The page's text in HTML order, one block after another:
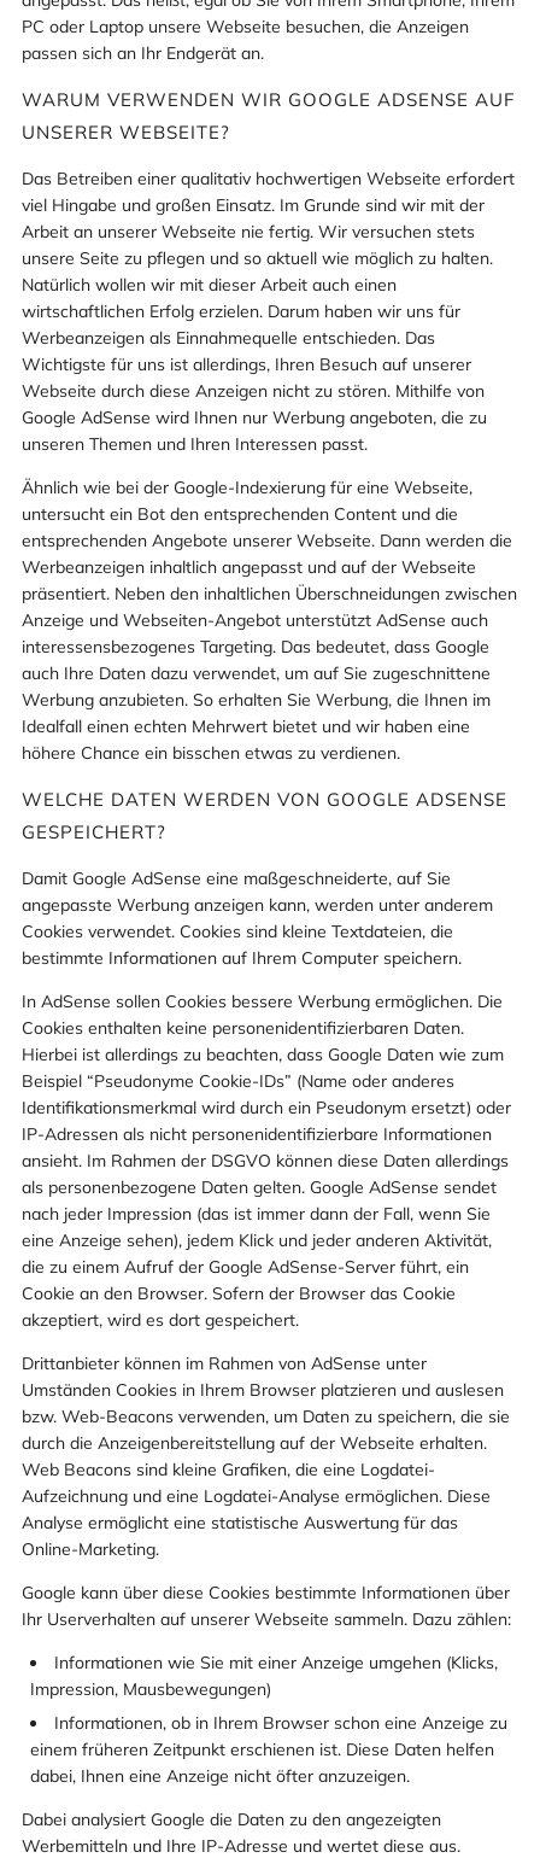
PC oder Laptop unsere Webseite besuchen, die Anzeigen
passen sich an Ihr Endgerät an.
WARUM VERWENDEN WIR GOOGLE ADSENSE AUF
UNSERER WEBSEITE?
Das Betreiben einer qualitativ hochwertigen Webseite erfordert
viel Hingabe und großen Einsatz. Im Grunde sind wir mit der
Arbeit an unserer Webseite nie fertig. Wir versuchen stets
unsere Seite zu pflegen und so aktuell wie möglich zu halten.
Natürlich wollen wir mit dieser Arbeit auch einen
wirtschaftlichen Erfolg erzielen. Darum haben wir uns für
Werbeanzeigen als Einnahmequelle entschieden. Das
Wichtigste für uns ist allerdings, Ihren Besuch auf unserer
Webseite durch diese Anzeigen nicht zu stören. Mithilfe von
Google AdSense wird Ihnen nur Werbung angeboten, die zu
unseren Themen und Ihren Interessen passt.
Ähnlich wie bei der Google-Indexierung für eine Webseite,
untersucht ein Bot den entsprechenden Content und die
entsprechenden Angebote unserer Webseite. Dann werden die
Werbeanzeigen inhaltlich angepasst und auf der Webseite
präsentiert. Neben den inhaltlichen Überschneidungen zwischen
Anzeige und Webseiten-Angebot unterstützt AdSense auch
interessensbezogenes Targeting. Das bedeutet, dass Google
auch Ihre Daten dazu verwendet, um auf Sie zugeschnittene
Werbung anzubieten. So erhalten Sie Werbung, die Ihnen im
Idealfall einen echten Mehrwert bietet und wir haben eine
höhere Chance ein bisschen etwas zu verdienen.
WELCHE DATEN WERDEN VON GOOGLE ADSENSE
GESPEICHERT?
Damit Google AdSense eine maßgeschneiderte, auf Sie
angepasste Werbung anzeigen kann, werden unter anderem
Cookies verwendet. Cookies sind kleine Textdateien, die
bestimmte Informationen auf Ihrem Computer speichern.
In AdSense sollen Cookies bessere Werbung ermöglichen. Die
Cookies enthalten keine personenidentifizierbaren Daten.
Hierbei ist allerdings zu beachten, dass Google Daten wie zum
Beispiel “Pseudonyme Cookie-IDs” (Name oder anderes
Identifikationsmerkmal wird durch ein Pseudonym ersetzt) oder
IP-Adressen als nicht personenidentifizierbare Informationen
ansieht. Im Rahmen der DSGVO können diese Daten allerdings
als personenbezogene Daten gelten. Google AdSense sendet
nach jeder Impression (das ist immer dann der Fall, wenn Sie
eine Anzeige sehen), jedem Klick und jeder anderen Aktivität,
die zu einem Aufruf der Google AdSense-Server führt, ein
Cookie an den Browser. Sofern der Browser das Cookie
akzeptiert, wird es dort gespeichert.
Drittanbieter können im Rahmen von AdSense unter
Umständen Cookies in Ihrem Browser platzieren und auslesen
bzw. Web-Beacons verwenden, um Daten zu speichern, die sie
durch die Anzeigenbereitstellung auf der Webseite erhalten.
Web Beacons sind kleine Grafiken, die eine Logdatei-
Aufzeichnung und eine Logdatei-Analyse ermöglichen. Diese
Analyse ermöglicht eine statistische Auswertung für das
Online-Marketing.
Google kann über diese Cookies bestimmte Informationen über
Ihr Userverhalten auf unserer Webseite sammeln. Dazu zählen:
Informationen wie Sie mit einer Anzeige umgehen (Klicks,
Impression, Mausbewegungen)
Informationen, ob in Ihrem Browser schon eine Anzeige zu
einem früheren Zeitpunkt erschienen ist. Diese Daten helfen
dabei, Ihnen eine Anzeige nicht öfter anzuzeigen.
Dabei analysiert Google die Daten zu den angezeigten
Werbemitteln und Ihre IP-Adresse und wertet diese aus.